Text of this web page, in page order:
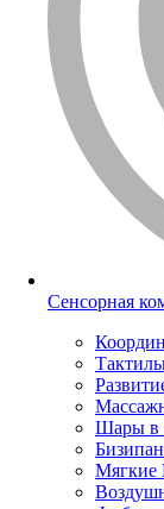
Сенсорная
Шары в
Мягкие